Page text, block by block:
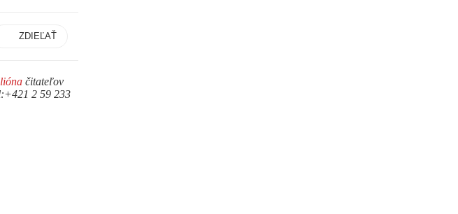
ZDIEĽAŤ
čitateľov
2 59 233